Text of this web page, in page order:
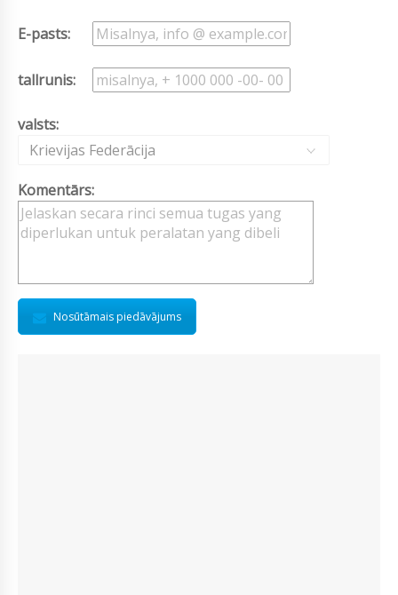
E-pasts:
tallrunis:
valsts:
Krievijas Federācija
Komentārs:
Nosūtāmais piedāvājums